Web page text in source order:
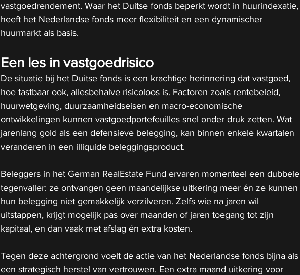
vastgoedrendement. Waar het Duitse fonds beperkt wordt in huurindexatie,
heeft het Nederlandse fonds meer flexibiliteit en een dynamischer
huurmarkt als basis.
Een les in vastgoedrisico
De situatie bij het Duitse fonds is een krachtige herinnering dat vastgoed,
hoe tastbaar ook, allesbehalve risicoloos is. Factoren zoals rentebeleid,
huurwetgeving, duurzaamheidseisen en macro-economische
ontwikkelingen kunnen vastgoedportefeuilles snel onder druk zetten. Wat
jarenlang gold als een defensieve belegging, kan binnen enkele kwartalen
veranderen in een illiquide beleggingsproduct.
Beleggers in het German RealEstate Fund ervaren momenteel een dubbele
tegenvaller: ze ontvangen geen maandelijkse uitkering meer én ze kunnen
hun belegging niet gemakkelijk verzilveren. Zelfs wie na jaren wil
uitstappen, krijgt mogelijk pas over maanden of jaren toegang tot zijn
kapitaal, en dan vaak met afslag én extra kosten.
Tegen deze achtergrond voelt de actie van het Nederlandse fonds bijna als
een strategisch herstel van vertrouwen. Een extra maand uitkering voor